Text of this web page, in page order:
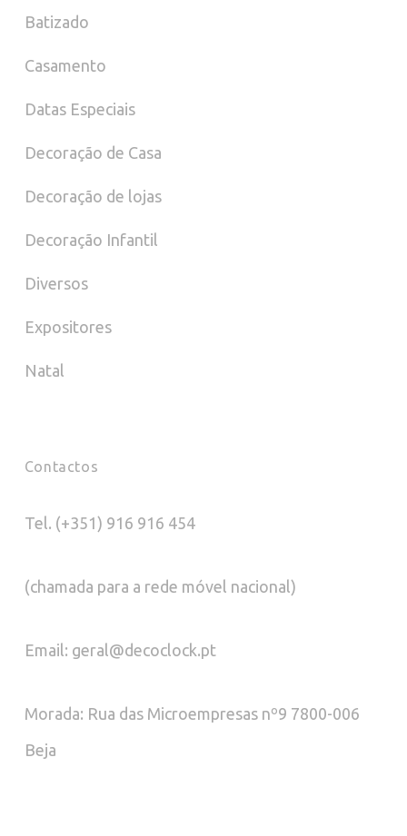
Batizado
Casamento
Datas Especiais
Decoração de Casa
Decoração de lojas
Decoração Infantil
Diversos
Expositores
Natal
Contactos
Tel. (+351) 916 916 454
(chamada para a rede móvel nacional)
Email: geral@decoclock.pt
Morada: Rua das Microempresas nº9 7800-006
Beja